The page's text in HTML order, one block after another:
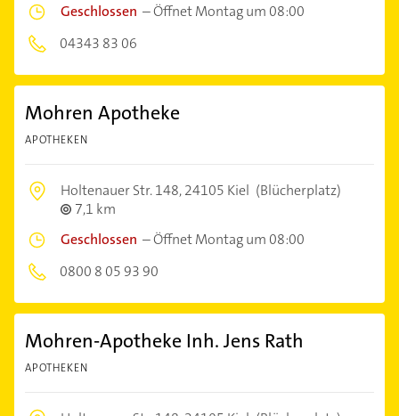
Geschlossen –Öffnet Montag um 08:00
04343 83 06
Mohren Apotheke
APOTHEKEN
Holtenauer Str. 148,24105 Kiel (Blücherplatz)
7,1 km
Geschlossen –Öffnet Montag um 08:00
0800 8 05 93 90
Mohren-Apotheke Inh. Jens Rath
APOTHEKEN